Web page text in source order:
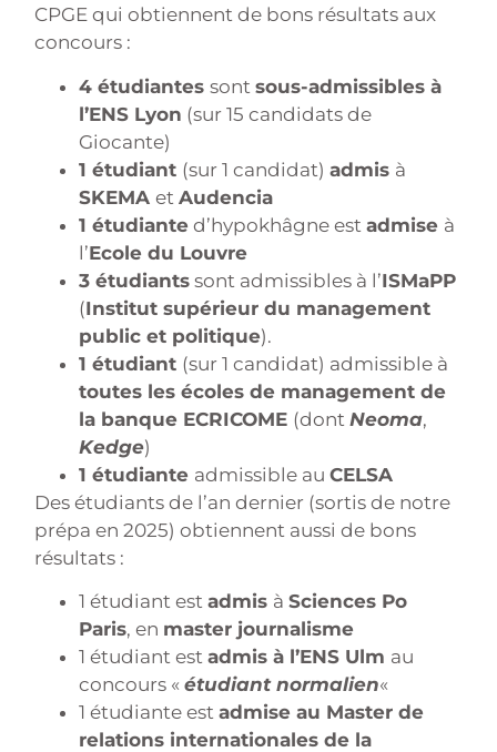
CPGE qui obtiennent de bons résultats aux
concours :
4 étudiantessontsous-admissibles à
l’ENS Lyon (sur 15 candidats de
Giocante)
1 étudiant (sur 1 candidat)admis à
SKEMAetAudencia
1 étudiante d’hypokhâgne estadmise à
l’Ecole du Louvre
3 étudiants sont admissibles à l’ISMaPP
(Institut supérieur du management
public et politique).
1 étudiant (sur 1 candidat) admissible à
toutes les écoles de management de
la banque ECRICOME (dontNeoma,
Kedge)
1 étudiante admissible auCELSA
Des étudiants de l’an dernier (sortis de notre
prépa en 2025) obtiennent aussi de bons
résultats :
1 étudiant estadmis àSciences Po
Paris, en master journalisme
1 étudiant estadmis à l’ENS Ulm au
concours «étudiant normalien«
1 étudiante estadmise au Master de
relations internationales de la